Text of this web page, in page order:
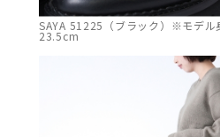
SAYA 51225（ブラック）※モデ
23.5cm